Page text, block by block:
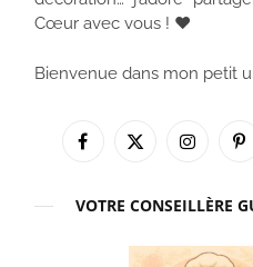
Cœur avec vous ! ♥
Bienvenue dans mon petit
Facebook
X
Instagram
VOTRE CONSEILLÈRE